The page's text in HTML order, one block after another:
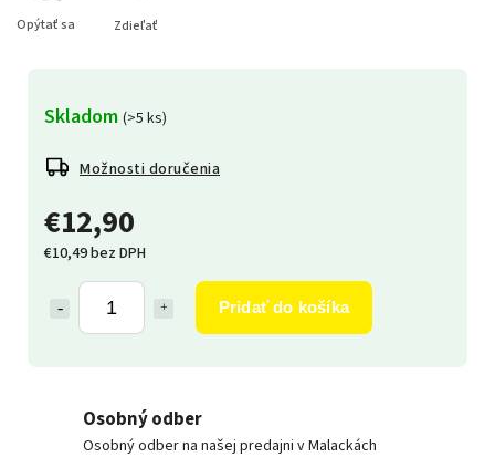
€12,90
€10,49 bez DPH
Pridať do košíka
Skladom (>5 ks)
Možnosti doručenia
Opýtať sa Zdieľať
Osobný odber
Osobný odber na našej predajni v Malackách